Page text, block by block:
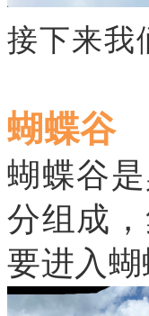
接下来我
蝴蝶谷
蝴蝶谷
分组成
要进入